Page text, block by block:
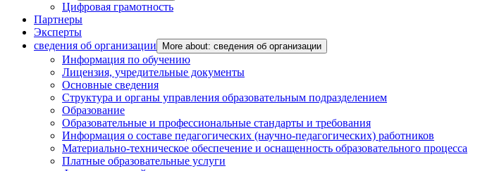
Цифровая грамотность
Партнеры
Эксперты
сведения об организации
More about: сведения об организации
Информация по обучению
Лицензия, учредительные документы
Основные сведения
Структура и органы управления образовательным подразделением
Образование
Образовательные и профессиональные стандарты и требования
Информация о составе педагогических (научно-педагогических) работников
Материально-техническое обеспечение и оснащенность образовательного процесса
Платные образовательные услуги